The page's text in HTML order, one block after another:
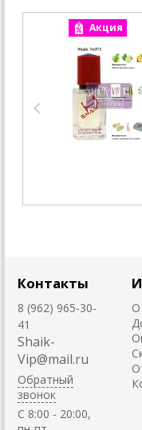
Акция
Контакты
8 (962) 965-30-
41
Shaik-
Vip@mail.ru
Обратный
звонок
C 8:00 - 20:00,
О